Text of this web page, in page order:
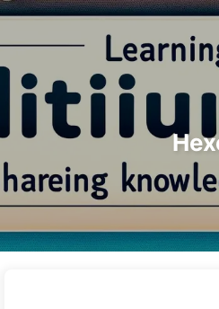
ค้นหา หน้าแรก ที่เก็บ
ลิงก์ เกี่ยวกับเรา 🇹🇭 ไท